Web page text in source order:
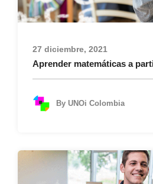
27 diciembre, 2021
Aprender matemáticas a
By UNOi Colombia